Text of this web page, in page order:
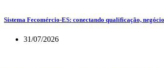
Sistema Fecomércio-ES: conectando qualificação,
31/07/2026